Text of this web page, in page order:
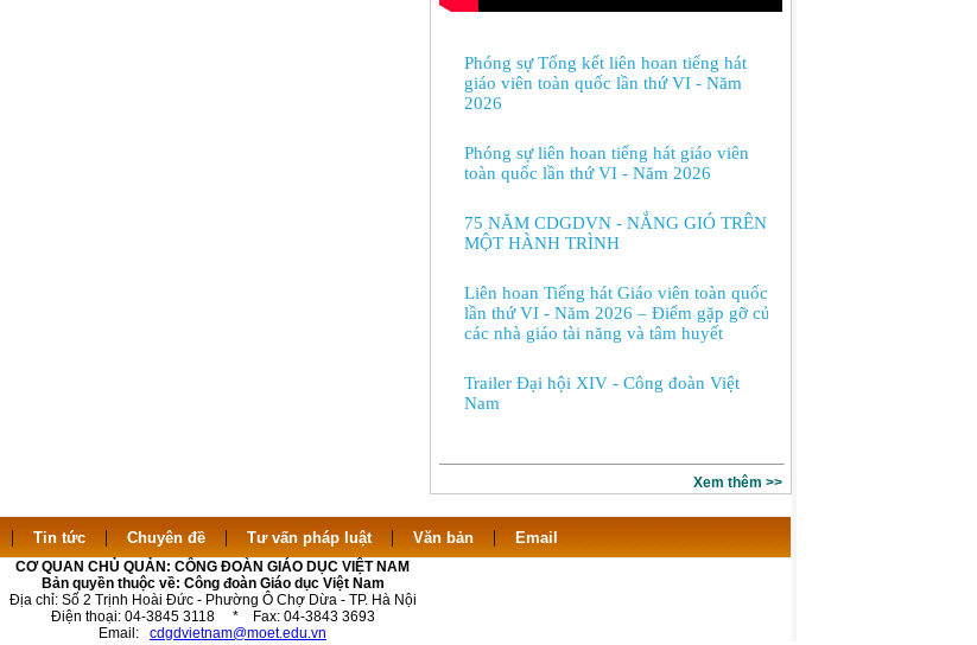
Phóng sự Tổng kết liên hoan tiếng hát
giáo viên toàn quốc lần thứ VI - Năm
2026
Phóng sự liên hoan tiếng hát giáo viên
toàn quốc lần thứ VI - Năm 2026
75 NĂM CDGDVN - NẮNG GIÓ TRÊN
MỘT HÀNH TRÌNH
Liên hoan Tiếng hát Giáo viên toàn quốc
lần thứ VI - Năm 2026 – Điểm gặp gỡ của
các nhà giáo tài năng và tâm huyết
Trailer Đại hội XIV - Công đoàn Việt
Nam
Xem thêm >>
| Tin tức| Chuyên đề| Tư vấn pháp luật| Văn bản | Email
CƠ QUAN CHỦ QUẢN: CÔNG ĐOÀN GIÁO DỤC VIỆT NAM
Bản quyền thuộc về: Công đoàn Giáo dục Việt Nam
Địa chỉ: Số 2 Trịnh Hoài Đức - Phường Ô Chợ Dừa - TP. Hà Nội
Điện thoại: 04-3845 3118 * Fax: 04-3843 3693
Email: cdgdvietnam@moet.edu.vn